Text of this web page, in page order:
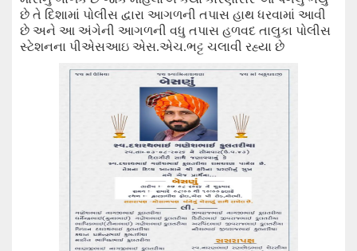
છે તે દિશામાં પોલીસ દ્વારા આગળની તપાસ હાથ ધરવામાં આવી
છે અને આ અંગેની આગળની વધુ તપાસ હળવદ તાલુકા પોલીસ
સ્ટેશનના પીએસઆઇ એસ.એચ.ભટ્ટ ચલાવી રહ્યા છે